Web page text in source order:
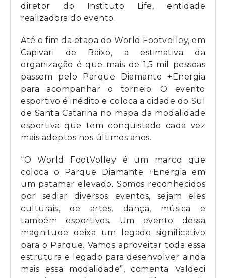
diretor do Instituto Life, entidade
realizadora do evento.
Até o fim da etapa do World Footvolley, em
Capivari de Baixo, a estimativa da
organização é que mais de 1,5 mil pessoas
passem pelo Parque Diamante +Energia
para acompanhar o torneio. O evento
esportivo é inédito e coloca a cidade do Sul
de Santa Catarina no mapa da modalidade
esportiva que tem conquistado cada vez
mais adeptos nos últimos anos.
“O World FootVolley é um marco que
coloca o Parque Diamante +Energia em
um patamar elevado. Somos reconhecidos
por sediar diversos eventos, sejam eles
culturais, de artes, dança, música e
também esportivos. Um evento dessa
magnitude deixa um legado significativo
para o Parque. Vamos aproveitar toda essa
estrutura e legado para desenvolver ainda
mais essa modalidade”, comenta Valdeci